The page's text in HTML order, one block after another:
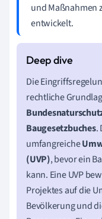
und Maßnahmen
entwickelt.
Die
rechtliche
Baugesetzbuches.
umfangreiche
(UVP), bevor ein
kann. Eine UVP
Projektes auf die
Bevölkerung und